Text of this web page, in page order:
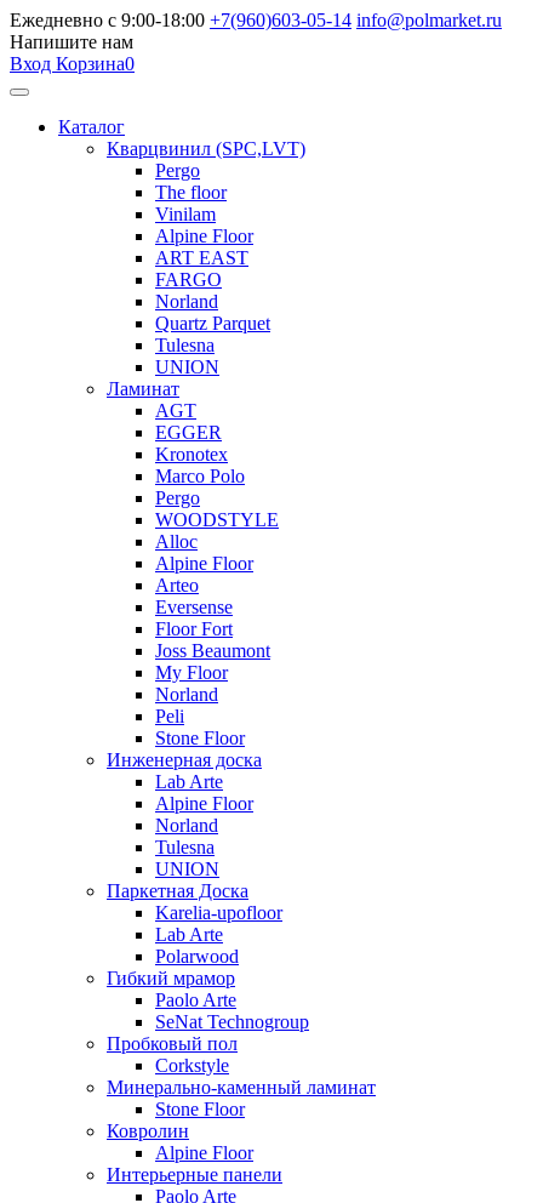
Ежедневно с 9:00-18:00 +7(960)603-05-14 info@polmarket.ru
Напишите нам
Вход Корзина0
Каталог
Кварцвинил (SPC,LVT)
Pergo
The floor
Vinilam
Alpine Floor
ART EAST
FARGO
Norland
Quartz Parquet
Tulesna
UNION
Ламинат
AGT
EGGER
Kronotex
Marco Polo
Pergo
WOODSTYLE
Alloc
Alpine Floor
Arteo
Eversense
Floor Fort
Joss Beaumont
My Floor
Norland
Peli
Stone Floor
Инженерная доска
Lab Arte
Alpine Floor
Norland
Tulesna
UNION
Паркетная Доска
Karelia-upofloor
Lab Arte
Polarwood
Гибкий мрамор
Paolo Arte
SeNat Technogroup
Пробковый пол
Corkstyle
Минерально-каменный ламинат
Stone Floor
Ковролин
Alpine Floor
Интерьерные панели
Paolo Arte